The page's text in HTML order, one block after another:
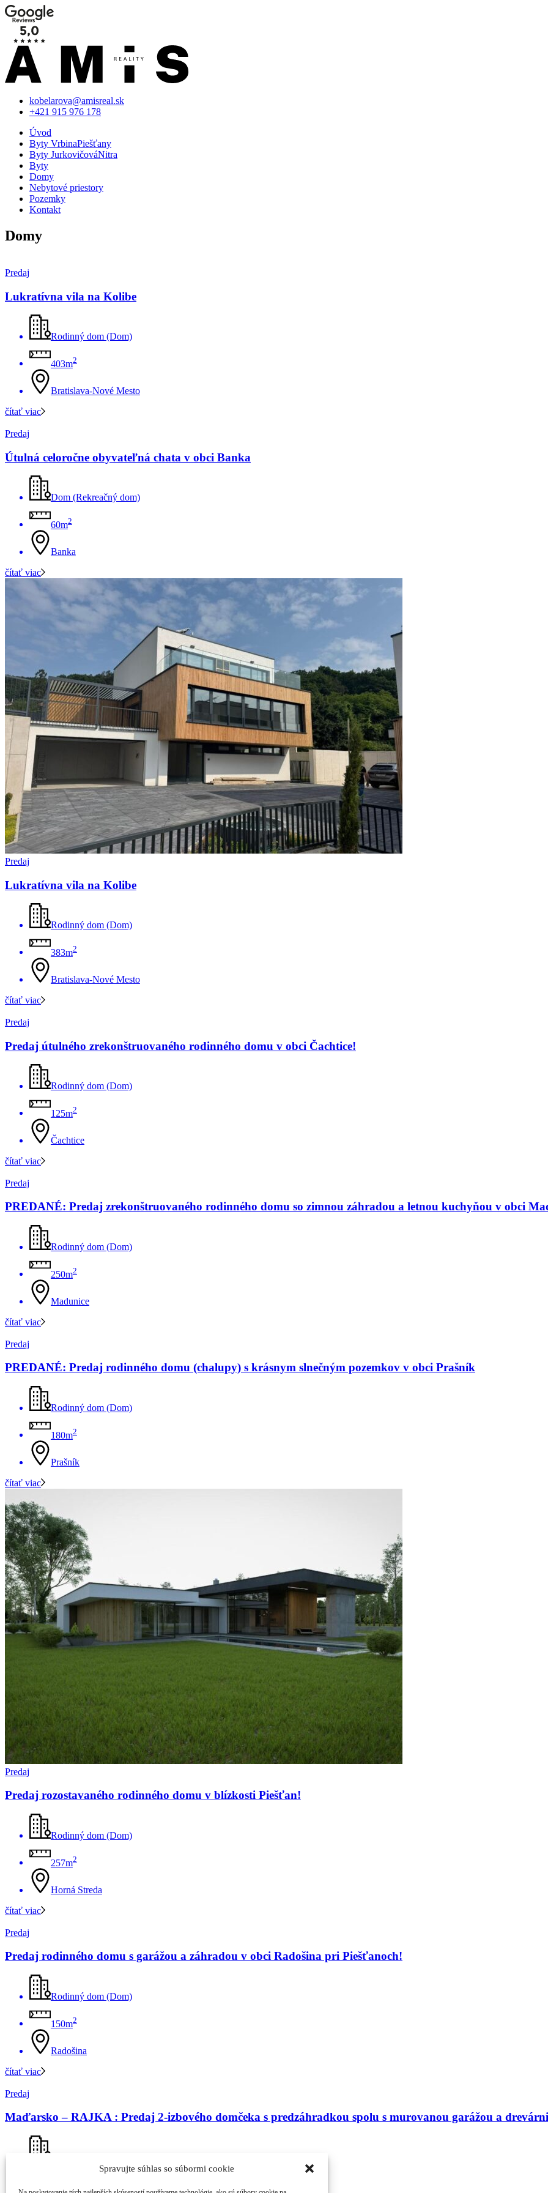
Spravujte súhlas so súbormi cookie
kobelarova@amisreal.sk
+421 915 976 178
Úvod
Byty VrbinaPiešťany
Byty JurkovičováNitra
Byty
Domy
Nebytové priestory
Pozemky
Kontakt
Domy
Predaj
Lukratívna vila na Kolibe
Rodinný dom (Dom)
403m2
Bratislava-Nové Mesto
čítať viac
Predaj
Útulná celoročne obyvateľná chata v obci Banka
Dom (Rekreačný dom)
60m2
Banka
čítať viac
Predaj
Lukratívna vila na Kolibe
Rodinný dom (Dom)
383m2
Bratislava-Nové Mesto
čítať viac
Predaj
Predaj útulného zrekonštruovaného rodinného domu v obci Čachtice!
Rodinný dom (Dom)
125m2
Čachtice
čítať viac
Predaj
PREDANÉ: Predaj zrekonštruovaného rodinného domu so zimnou záhradou a letnou kuchyňou v obci
Rodinný dom (Dom)
250m2
Madunice
čítať viac
Predaj
PREDANÉ: Predaj rodinného domu (chalupy) s krásnym slnečným pozemkov v obci Prašník
Rodinný dom (Dom)
180m2
Prašník
čítať viac
Predaj
Predaj rozostavaného rodinného domu v blízkosti Piešťan!
Rodinný dom (Dom)
257m2
Horná Streda
čítať viac
Predaj
Predaj rodinného domu s garážou a záhradou v obci Radošina pri Piešťanoch!
Rodinný dom (Dom)
150m2
Radošina
čítať viac
Predaj
Maďarsko – RAJKA : Predaj 2-izbového domčeka s predzáhradkou spolu s murovanou garážou a